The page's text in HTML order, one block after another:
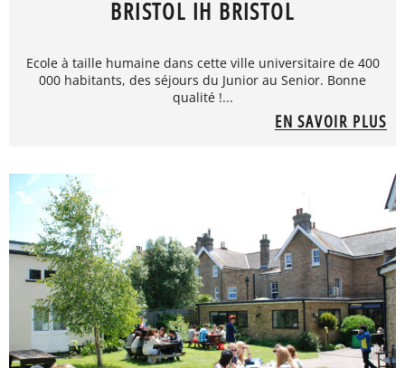
BRISTOL IH BRISTOL
Ecole à taille humaine dans cette ville universitaire de 400
000 habitants, des séjours du Junior au Senior. Bonne
qualité !...
EN SAVOIR PLUS